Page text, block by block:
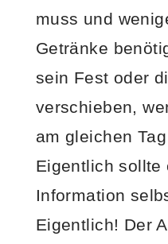
muss und
Getränke
sein Fest oder
verschieben,
am gleichen
Eigentlich sollte
Information
Eigentlich! Der